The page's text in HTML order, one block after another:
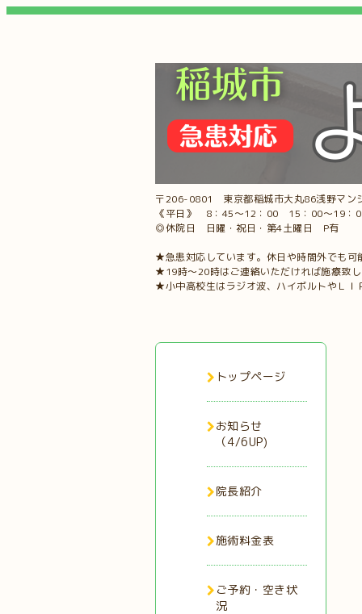
〒206-0801 東京都稲城市大丸86浅野マ
《平日》 8：45～12：00 15：00～19
◎休院日 日曜・祝日・第4土曜日 P有
★急患対応しています。休日や時間外でも可
★19時～20時はご連絡いただければ施療致
★小中高校生はラジオ波、ハイボルトやＬ
トップページ
お知らせ
（4/6UP)
院長紹介
施術料金表
ご予約・空き状
況